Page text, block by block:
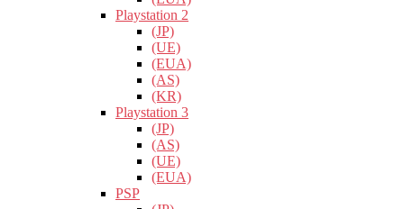
Playstation 2
(JP)
(UE)
(EUA)
(AS)
(KR)
Playstation 3
(JP)
(AS)
(UE)
(EUA)
PSP